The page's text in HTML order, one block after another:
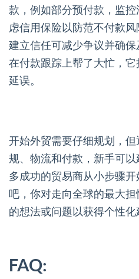
款，例如部分预付款，监
虑信用保险以防范不付款
建立信任可减少争议并确
在付款跟踪上帮了大忙，
延误。
开始外贸需要仔细规划，
规、物流和付款，新手可
多成功的贸易商从小步骤
吧，你对走向全球的最大
的想法或问题以获得个性化
FAQ: